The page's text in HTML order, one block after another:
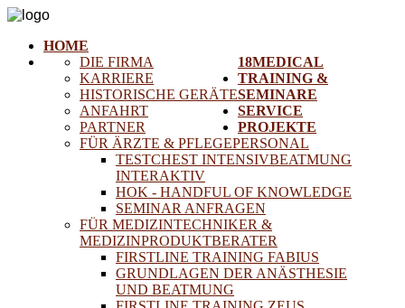
HOME
18MEDICAL
DIE FIRMA
KARRIERE
HISTORISCHE GERÄTE
ANFAHRT
PARTNER
TRAINING &
SEMINARE
FÜR ÄRZTE & PFLEGEPERSONAL
TESTCHEST INTENSIVBEATMUNG
INTERAKTIV
HOK - HANDFUL OF KNOWLEDGE
SEMINAR ANFRAGEN
FÜR MEDIZINTECHNIKER &
MEDIZINPRODUKTBERATER
FIRSTLINE TRAINING FABIUS
GRUNDLAGEN DER ANÄSTHESIE
UND BEATMUNG
SERVICE
PROJEKTE